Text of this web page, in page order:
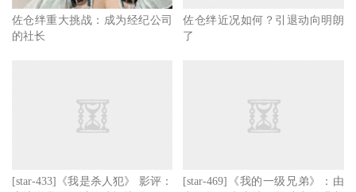
说实在的，佐仓绊的离开很可惜，她算是传统女艺人的代
表，尽管年龄已经三十岁，但拥有一张娃娃脸的她看上去也
正式和职业生涯说再见了，祝她能顺利回顾普通人的生活，
过的幸福快乐！
作品：MKMP-324
佐仓绊重大挑战：成为经纪公司
的社长
佐仓绊近况如何？引退动向明朗
了
[star-433]《我是杀人犯》 影评：
[star-469]《我的一级兄弟》：由